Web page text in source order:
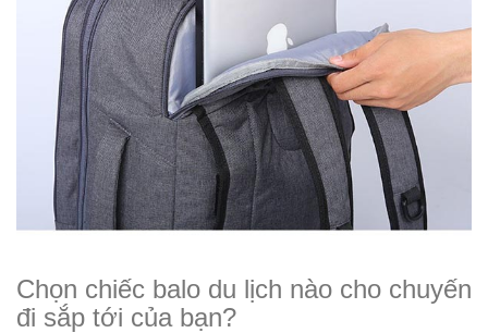
Chọn chiếc balo du lịch nào cho chuyến
đi sắp tới của bạn?